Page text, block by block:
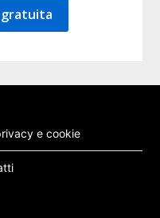
gratuita
e cookie